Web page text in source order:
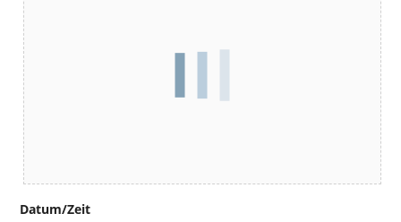
Datum/Zeit